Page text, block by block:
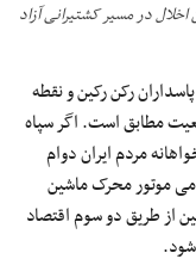
در مسیر کشتیرانی آزاد
رکن رکین و نقطه
مطابق است. اگر سپاه
مردم ایران دوام
موتور محرک ماشین
از طریق دو سوم اقتصاد